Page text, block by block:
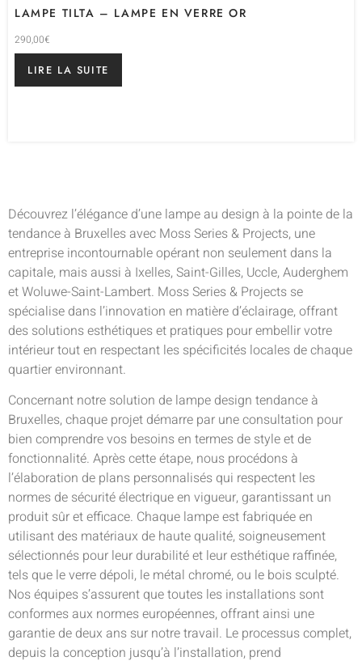
LAMPE TILTA – LAMPE EN VERRE OR
290,00€
LIRE LA SUITE
Découvrez l’élégance d’une lampe au design à la pointe de la
tendance à Bruxelles avec Moss Series & Projects, une
entreprise incontournable opérant non seulement dans la
capitale, mais aussi à Ixelles, Saint-Gilles, Uccle, Auderghem
et Woluwe-Saint-Lambert. Moss Series & Projects se
spécialise dans l’innovation en matière d’éclairage, offrant
des solutions esthétiques et pratiques pour embellir votre
intérieur tout en respectant les spécificités locales de chaque
quartier environnant.
Concernant notre solution de lampe design tendance à
Bruxelles, chaque projet démarre par une consultation pour
bien comprendre vos besoins en termes de style et de
fonctionnalité. Après cette étape, nous procédons à
l’élaboration de plans personnalisés qui respectent les
normes de sécurité électrique en vigueur, garantissant un
produit sûr et efficace. Chaque lampe est fabriquée en
utilisant des matériaux de haute qualité, soigneusement
sélectionnés pour leur durabilité et leur esthétique raffinée,
tels que le verre dépoli, le métal chromé, ou le bois sculpté.
Nos équipes s’assurent que toutes les installations sont
conformes aux normes européennes, offrant ainsi une
garantie de deux ans sur notre travail. Le processus complet,
depuis la conception jusqu’à l’installation, prend